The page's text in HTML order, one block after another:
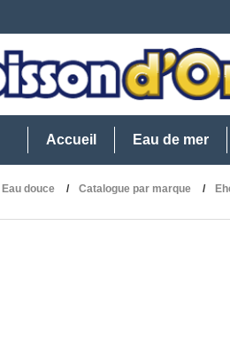
Accueil Eau de mer
Eau douce Catalogue par marque